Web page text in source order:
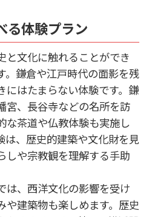
る体験プラン
と文化に触れることができ
。鎌倉や江戸時代の面影を残
にはたまらない体験です。鎌
宮、長谷寺などの名所を訪
な茶道や仏教体験も実施し
は、歴史的建築や文化財を見
しや宗教観を理解する手助
は、西洋文化の影響を受け
や建築物も楽しめます。歴史